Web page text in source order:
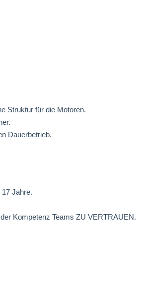
Struktur für die Motoren.
Dauerbetrieb.
Jahre.
Kompetenz Teams ZU VERTRAUEN.